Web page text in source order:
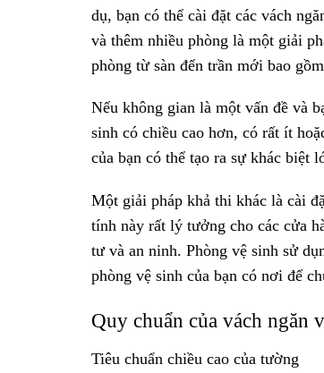
dụ, bạn có thể cài đặt các vách
và thêm nhiều phòng là một giải
phòng từ sàn đến trần mới bao
Nếu không gian là một vấn đề và
sinh có chiều cao hơn, có rất ít
của bạn có thể tạo ra sự khác biệt
Một giải pháp khả thi khác là cài
tính này rất lý tưởng cho các cửa
tư và an ninh. Phòng vệ sinh sử
phòng vệ sinh của bạn có nơi để
Quy chuẩn của vách ngăn
Tiêu chuẩn chiều cao của tường